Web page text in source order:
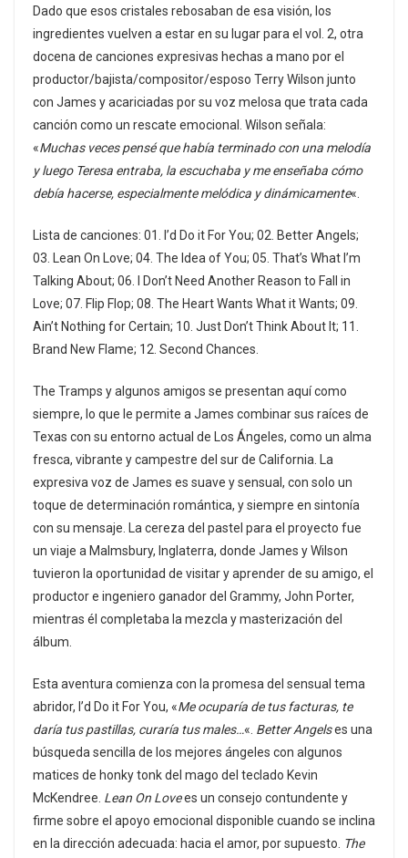
Dado que esos cristales rebosaban de esa visión, los
ingredientes vuelven a estar en su lugar para el vol. 2, otra
docena de canciones expresivas hechas a mano por el
productor/bajista/compositor/esposo Terry Wilson junto
con James y acariciadas por su voz melosa que trata cada
canción como un rescate emocional. Wilson señala:
«Muchas veces pensé que había terminado con una melodía
y luego Teresa entraba, la escuchaba y me enseñaba cómo
debía hacerse, especialmente melódica y dinámicamente«.
Lista de canciones: 01. I’d Do it For You; 02. Better Angels;
03. Lean On Love; 04. The Idea of You; 05. That’s What I’m
Talking About; 06. I Don’t Need Another Reason to Fall in
Love; 07. Flip Flop; 08. The Heart Wants What it Wants; 09.
Ain’t Nothing for Certain; 10. Just Don’t Think About It; 11.
Brand New Flame; 12. Second Chances.
The Tramps y algunos amigos se presentan aquí como
siempre, lo que le permite a James combinar sus raíces de
Texas con su entorno actual de Los Ángeles, como un alma
fresca, vibrante y campestre del sur de California. La
expresiva voz de James es suave y sensual, con solo un
toque de determinación romántica, y siempre en sintonía
con su mensaje. La cereza del pastel para el proyecto fue
un viaje a Malmsbury, Inglaterra, donde James y Wilson
tuvieron la oportunidad de visitar y aprender de su amigo, el
productor e ingeniero ganador del Grammy, John Porter,
mientras él completaba la mezcla y masterización del
álbum.
Esta aventura comienza con la promesa del sensual tema
abridor, I’d Do it For You, «Me ocuparía de tus facturas, te
daría tus pastillas, curaría tus males…«. Better Angelses una
búsqueda sencilla de los mejores ángeles con algunos
matices de honky tonk del mago del teclado Kevin
McKendree. Lean On Lovees un consejo contundente y
firme sobre el apoyo emocional disponible cuando se inclina
en la dirección adecuada: hacia el amor, por supuesto. The